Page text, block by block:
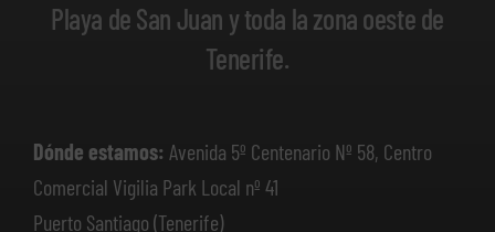
Playa de San Juan y toda la zona oeste de
Tenerife.
Dónde estamos: Avenida 5º Centenario Nº 58, Centro
Comercial Vigilia Park Local nº 41
Puerto Santiago (Tenerife)